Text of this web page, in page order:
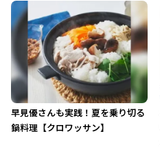
早見優さんも実践！夏を乗り切る
鍋料理【クロワッサン】